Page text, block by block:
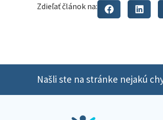
Zdieľať článok na:
Našli ste na stránke nejakú